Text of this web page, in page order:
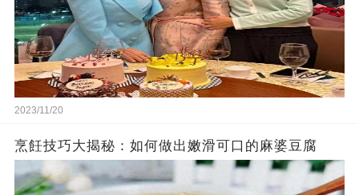
2023/11/20
烹飪技巧大揭秘：如何做出嫩滑可口的麻婆豆腐